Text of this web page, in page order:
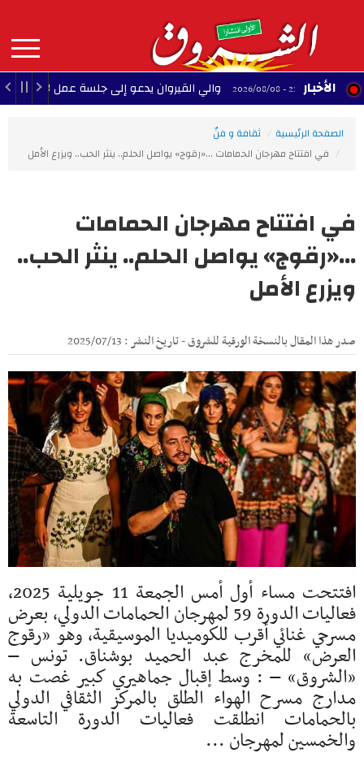
contenu
principal
MAIN
NAVIGATION الأخبار22:35 - 2026/08/08 والي القيروان يدعو إلى جلسة عمل لإنقاذ الشبيبة
الصفحة الرئيسية
ثقافة و فنّ
في افتتاح مهرجان الحمامات ...«رقوج» يواصل الحلم.. ينثر الحب.. ويزرع الأمل
في افتتاح مهرجان الحمامات
...«رقوج» يواصل الحلم.. ينثر الحب..
ويزرع الأمل
صدر هذا المقال بالنسخة الورقية للشروق - تاريخ النشر : 2025/07/13
افتتحت مساء أول أمس الجمعة 11 جويلية 2025،
فعاليات الدورة 59 لمهرجان الحمامات الدولي، بعرض
مسرحي غنائي أقرب للكوميديا الموسيقية، وهو «رقوج
العرض» للمخرج عبد الحميد بوشناق. تونس –
«الشروق» – : وسط إقبال جماهيري كبير غصت به
مدارج مسرح الهواء الطلق بالمركز الثقافي الدولي
بالحمامات انطلقت فعاليات الدورة التاسعة
والخمسين لمهرجان ...